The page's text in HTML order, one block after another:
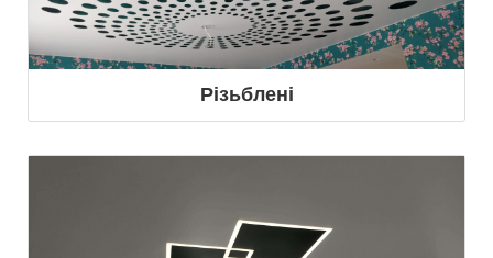
Різьблені